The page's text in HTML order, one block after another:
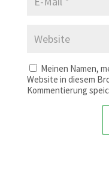
Meinen Namen,
Website in diesem
Kommentierung